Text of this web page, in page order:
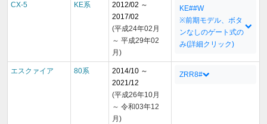
CX-5 KE系
2012/02 ～
2017/02
(平成24年02月
～ 平成29年02
月)
KE##W
※前期モデル、ボタ
ンなしのゲート式の
み(詳細クリック)
エスクァイア 80系
2014/10 ～
2021/12
(平成26年10月
～ 令和03年12
月)
ZRR8#